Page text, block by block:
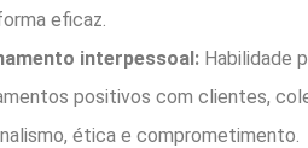
eficaz.
interpessoal:Habilidade
positivos com clientes,
ética e comprometimento.